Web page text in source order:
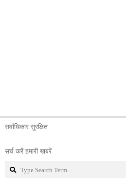
सर्वाधिकार सुरक्षित
सर्च करें हमारी खबरें